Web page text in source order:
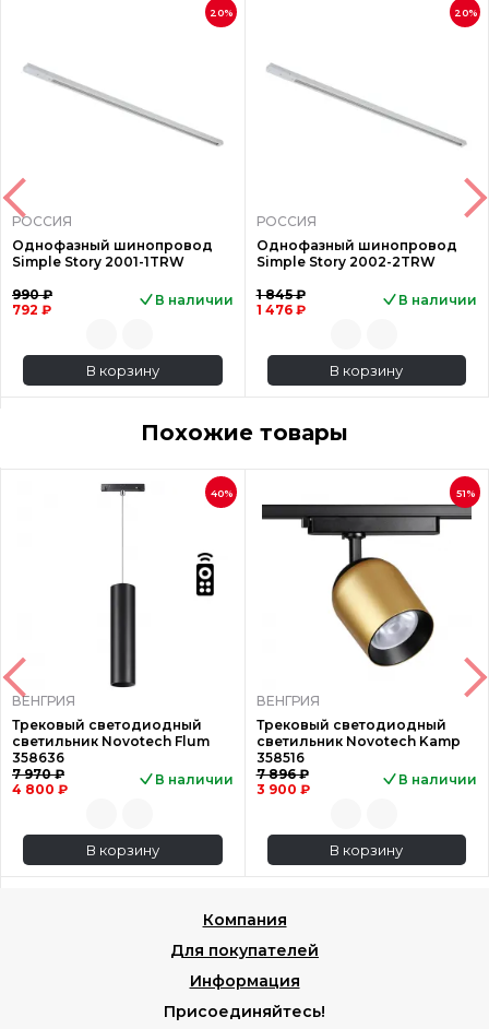
20%
РОССИЯ
Однофазный шинопровод
Simple Story 2001-1TRW
990 ₽
792 ₽
В наличии
В корзину
20%
РОССИЯ
Однофазный шинопровод
Simple Story 2002-2TRW
1 845 ₽
1 476 ₽
В наличии
В корзину
Похожие товары
40%
ВЕНГРИЯ
Трековый светодиодный
светильник Novotech Flum
358636
7 970 ₽
4 800 ₽
В наличии
В корзину
51%
ВЕНГРИЯ
Трековый светодиодный
светильник Novotech Kamp
358516
7 896 ₽
3 900 ₽
В наличии
В корзину
Компания
Для покупателей
Информация
Присоединяйтесь!